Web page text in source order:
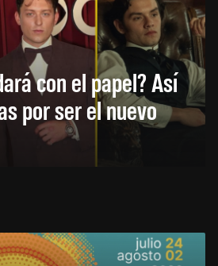
con el papel? Así
por ser el nuevo